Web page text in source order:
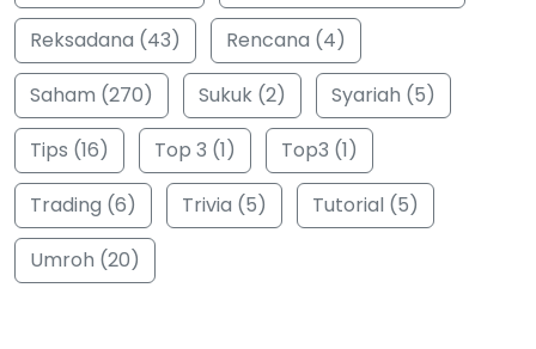
Reksadana (43)
Rencana (4)
Saham (270)
Sukuk (2)
Syariah (5)
Tips (16)
Top 3 (1)
Top3 (1)
Trading (6)
Trivia (5)
Tutorial (5)
Umroh (20)